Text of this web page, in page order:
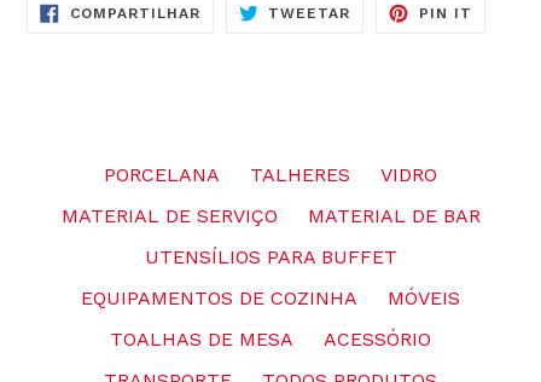
COMPARTILHARCOMPARTILHE
TWEETAR TUITE
PIN IT
PORCELANA TALHERES
VIDRO
MATERIAL DE SERVIÇO
MATERIAL DE BAR
UTENSÍLIOS PARA BUFFET
EQUIPAMENTOS DE COZINHA
MÓVEIS
TOALHAS DE MESA
ACESSÓRIO